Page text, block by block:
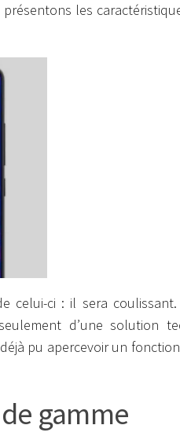
les
celui-ci : il sera coulissant.
d’une solution
pu apercevoir un
gamme